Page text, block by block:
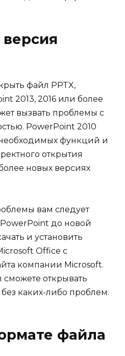
файл PPTX,
2013, 2016 или более
вызвать проблемы с
PowerPoint 2010
функций и
открытия
новых версиях
вам следует
до новой
и установить
Office с
компании Microsoft.
открывать
каких-либо проблем.
файла